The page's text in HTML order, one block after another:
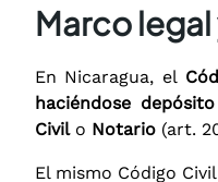
Marco
En Nicaragua, el
haciéndose
Civilo Notario (art.
El mismo Código